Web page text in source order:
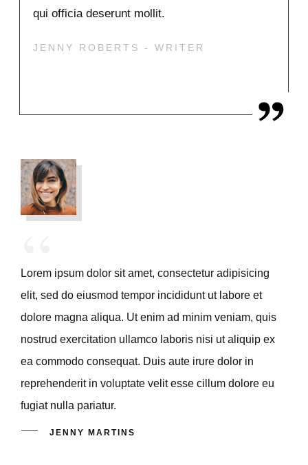
qui officia deserunt mollit.
JENNY ROBERTS - WRITER
“
Lorem ipsum dolor sit amet, consectetur adipisicing
elit, sed do eiusmod tempor incididunt ut labore et
dolore magna aliqua. Ut enim ad minim veniam, quis
nostrud exercitation ullamco laboris nisi ut aliquip ex
ea commodo consequat. Duis aute irure dolor in
reprehenderit in voluptate velit esse cillum dolore eu
fugiat nulla pariatur.
JENNY MARTINS